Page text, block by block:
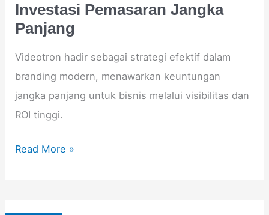
Investasi Pemasaran Jangka
Panjang
Videotron hadir sebagai strategi efektif dalam
branding modern, menawarkan keuntungan
jangka panjang untuk bisnis melalui visibilitas dan
ROI tinggi.
Read More »